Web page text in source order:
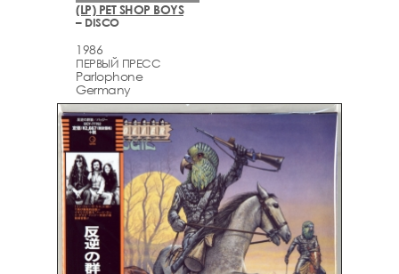
(LP) PET SHOP BOYS
– DISCO
1986
ПЕРВЫЙ ПРЕСС
Parlophone
Germany